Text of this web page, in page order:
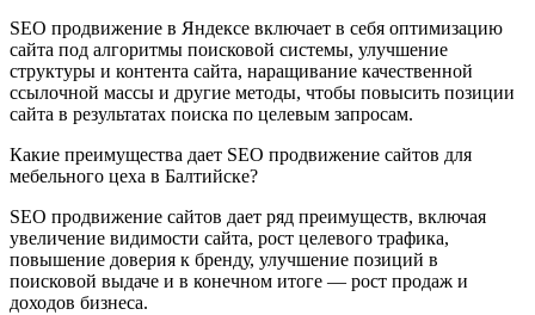
SEO продвижение в Яндексе включает в себя оптимизацию
сайта под алгоритмы поисковой системы, улучшение
структуры и контента сайта, наращивание качественной
ссылочной массы и другие методы, чтобы повысить позиции
сайта в результатах поиска по целевым запросам.
Какие преимущества дает SEO продвижение сайтов для
мебельного цеха в Балтийске?
SEO продвижение сайтов дает ряд преимуществ, включая
увеличение видимости сайта, рост целевого трафика,
повышение доверия к бренду, улучшение позиций в
поисковой выдаче и в конечном итоге — рост продаж и
доходов бизнеса.